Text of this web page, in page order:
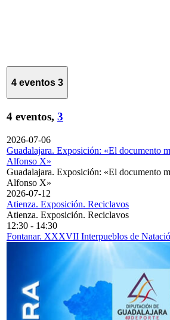
4 eventos 3
4 eventos, 3
2026-07-06
Guadalajara. Exposición: «El documento
Alfonso X»
Guadalajara. Exposición: «El documento
Alfonso X»
2026-07-12
Atienza. Exposición. Reciclavos
Atienza. Exposición. Reciclavos
12:30 - 14:30
Fontanar. XXXVII Interpueblos de